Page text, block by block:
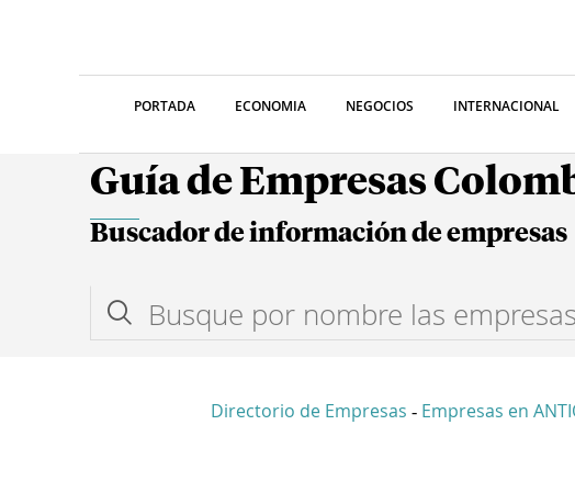
PORTADA ECONOMIA NEGOCIOS INTERNACIONAL
Guía de Empresas
Buscador de información de empresas
Directorio de Empresas - Empresas en